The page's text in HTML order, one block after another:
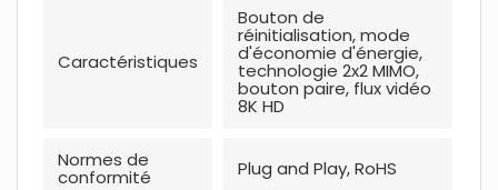
Caractéristiques
Bouton de
réinitialisation, mode
d'économie d'énergie,
technologie 2x2 MIMO,
bouton paire, flux vidéo
8K HD
Normes de
conformité Plug and Play, RoHS